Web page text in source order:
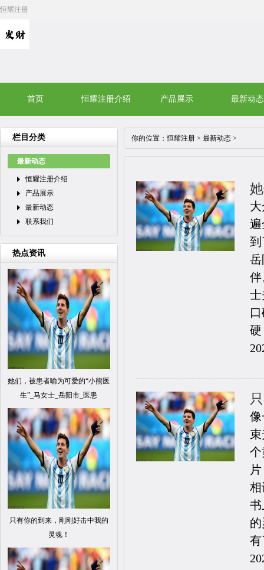
恒耀注册
首页 恒耀注册介绍 产品展示 最新动态
栏目分类
最新动态
恒耀注册介绍
产品展示
最新动态
联系我们
热点资讯
她们，被患者喻为可爱的“小熊医
生”_马女士_岳阳市_医患
只有你的到来，刚刚好击中我的
灵魂！
你的位置：恒耀注册 > 最新动态 >
遍
到
岳
伴
士
硬
像
相
书
有